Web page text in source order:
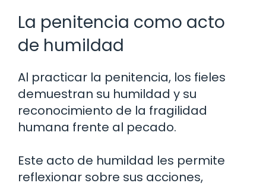
La penitencia como acto
de humildad
Al practicar la penitencia, los fieles
demuestran su humildad y su
reconocimiento de la fragilidad
humana frente al pecado.
Este acto de humildad les permite
reflexionar sobre sus acciones,